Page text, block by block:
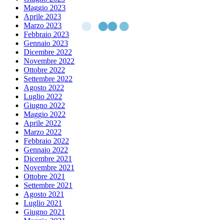
Maggio 2023
Aprile 2023
Marzo 2023
Febbraio 2023
Gennaio 2023
Dicembre 2022
Novembre 2022
Ottobre 2022
Settembre 2022
Agosto 2022
Luglio 2022
Giugno 2022
Maggio 2022
Aprile 2022
Marzo 2022
Febbraio 2022
Gennaio 2022
Dicembre 2021
Novembre 2021
Ottobre 2021
Settembre 2021
Agosto 2021
Luglio 2021
Giugno 2021